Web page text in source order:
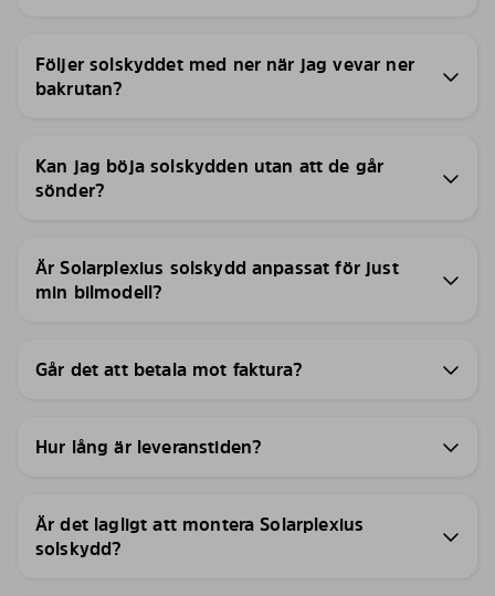
Följer solskyddet med ner när jag vevar ner
bakrutan?
Kan jag böja solskydden utan att de går
sönder?
Är Solarplexius solskydd anpassat för just
min bilmodell?
Går det att betala mot faktura?
Hur lång är leveranstiden?
Är det lagligt att montera Solarplexius
solskydd?